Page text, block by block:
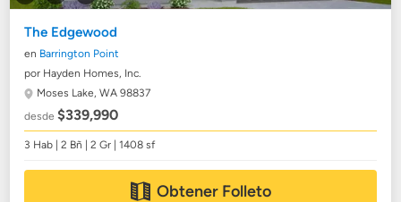
The Edgewood
en Barrington Point
por Hayden Homes, Inc.
Moses Lake, WA 98837
desde$339,990
3 Hab | 2 Bñ | 2 Gr | 1408 sf
Obtener Folleto